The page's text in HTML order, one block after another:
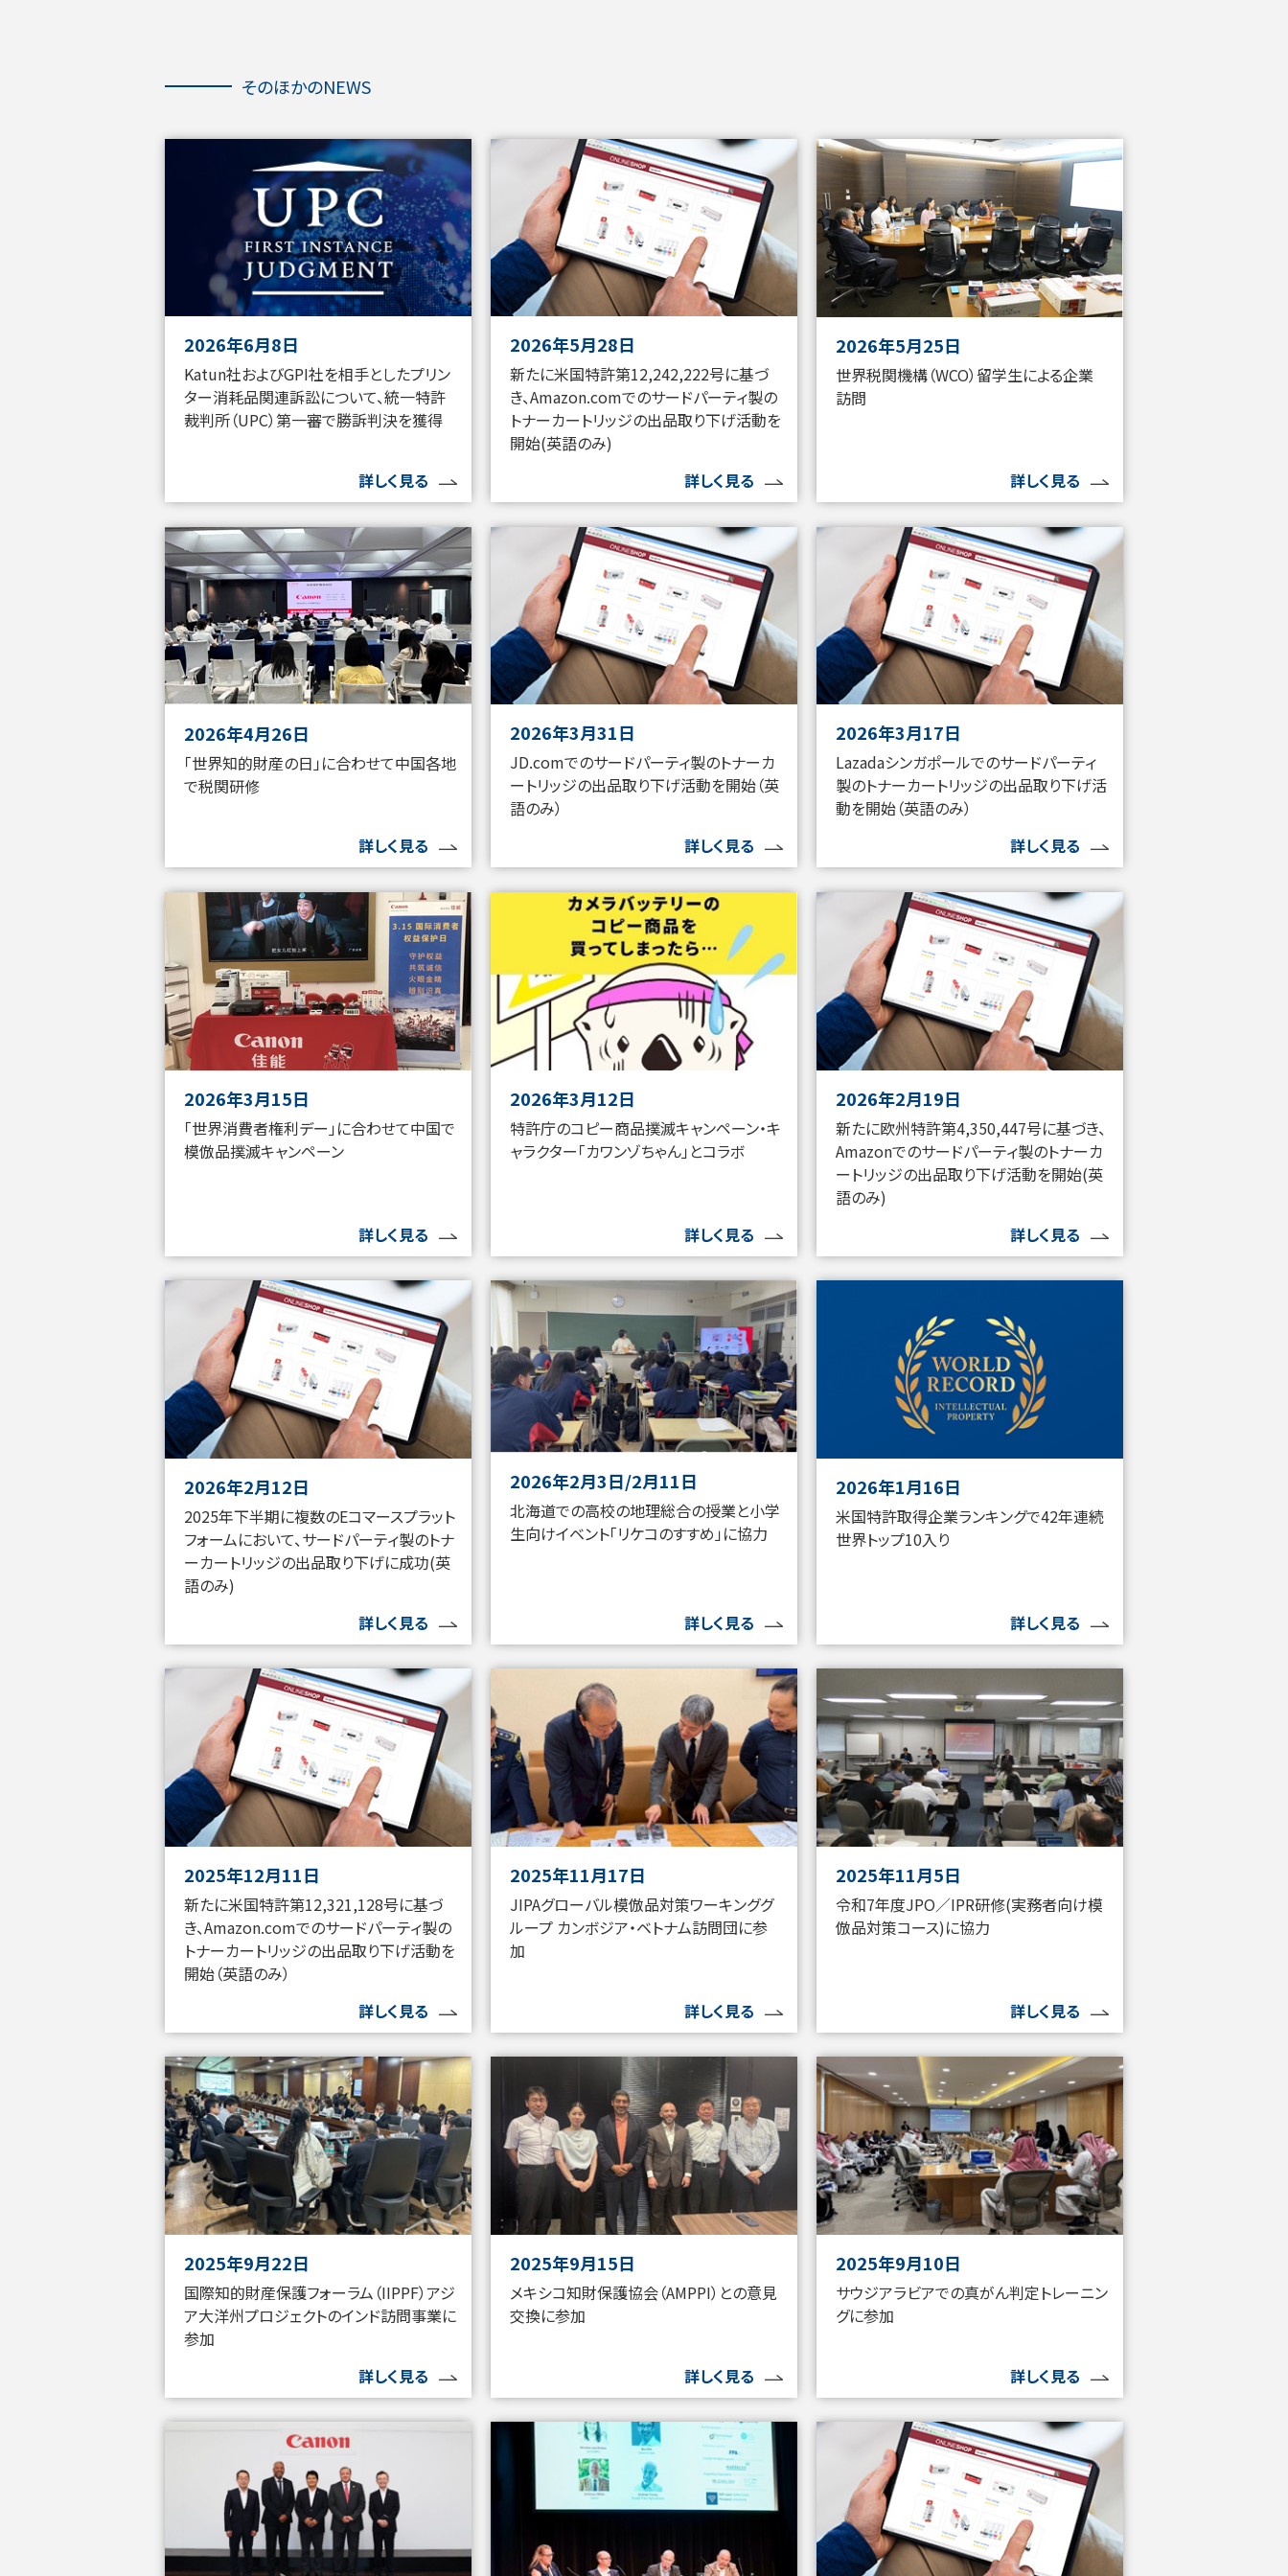
そのほかのNEWS
ほ
NEWS
を
2026年6月8日
Katun社およびGPI社を相手としたプリン
ター消耗品関連訴訟について、統一特許
裁判所（UPC）第一審で勝訴判決を獲得
詳しく見る
2026年5月28日
新たに米国特許第12,242,222号に基づ
き、Amazon.comでのサードパーティ製の
トナーカートリッジの出品取り下げ活動を
開始(英語のみ)
詳しく見る
2026年5月25日
世界税関機構（WCO）留学生による企業
訪問
詳しく見る
2026年4月26日
「世界知的財産の日」に合わせて中国各地
で税関研修
詳しく見る
2026年3月31日
JD.comでのサードパーティ製のトナーカ
ートリッジの出品取り下げ活動を開始（英
語のみ）
詳しく見る
2026年3月17日
Lazadaシンガポールでのサードパーティ
製のトナーカートリッジの出品取り下げ活
動を開始（英語のみ）
詳しく見る
2026年3月15日
「世界消費者権利デー」に合わせて中国で
模倣品撲滅キャンペーン
詳しく見る
2026年3月12日
特許庁のコピー商品撲滅キャンペーン・キ
ャラクター「カワンゾちゃん」とコラボ
詳しく見る
2026年2月19日
新たに欧州特許第4,350,447号に基づき、
Amazonでのサードパーティ製のトナーカ
ートリッジの出品取り下げ活動を開始(英
語のみ)
詳しく見る
2026年2月12日
2025年下半期に複数のEコマースプラット
フォームにおいて、サードパーティ製のトナ
ーカートリッジの出品取り下げに成功(英
語のみ)
詳しく見る
2026年2月3日/2月11日
北海道での高校の地理総合の授業と小学
生向けイベント「リケコのすすめ」に協力
詳しく見る
2026年1月16日
米国特許取得企業ランキングで42年連続
世界トップ10入り
詳しく見る
2025年12月11日
新たに米国特許第12,321,128号に基づ
き、Amazon.comでのサードパーティ製の
トナーカートリッジの出品取り下げ活動を
開始（英語のみ）
詳しく見る
2025年11月17日
JIPAグローバル模倣品対策ワーキンググ
ループ カンボジア・ベトナム訪問団に参
加
詳しく見る
2025年11月5日
令和7年度JPO／IPR研修(実務者向け模
倣品対策コース)に協力
詳しく見る
2025年9月22日
国際知的財産保護フォーラム（IIPPF）アジ
ア大洋州プロジェクトのインド訪問事業に
参加
詳しく見る
2025年9月15日
メキシコ知財保護協会（AMPPI）との意見
交換に参加
詳しく見る
2025年9月10日
サウジアラビアでの真がん判定トレーニン
グに参加
詳しく見る